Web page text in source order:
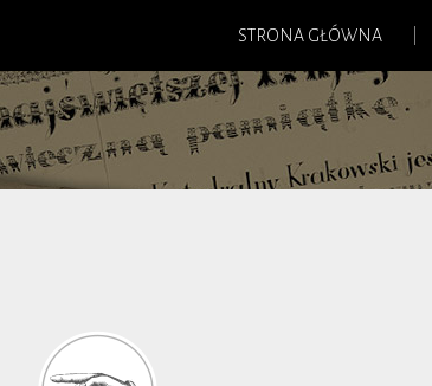
STRONA GŁÓWNA